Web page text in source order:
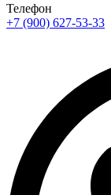
Телефон
+7 (900) 627-53-33